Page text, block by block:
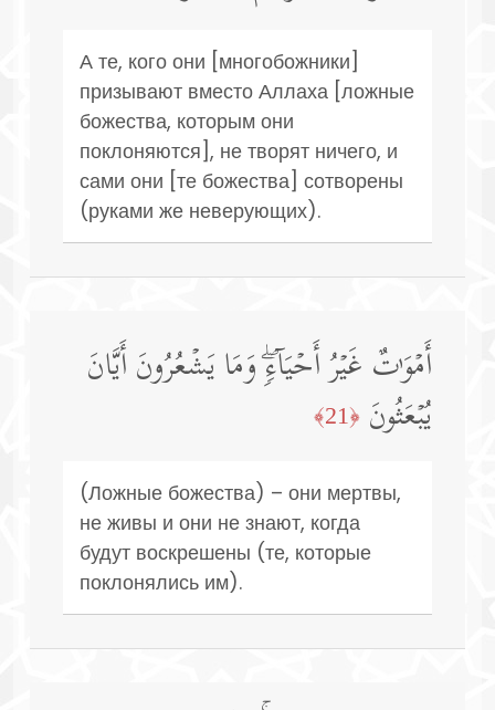
А те, кого они [многобожники]
призывают вместо Аллаха [ложные
божества, которым они
поклоняются], не творят ничего, и
сами они [те божества] сотворены
(руками же неверующих).
أَمۡوَ ٰ⁠تٌ غَیۡرُ أَحۡیَاۤءࣲۖ وَمَا یَشۡعُرُونَ أَیَّانَ
یُبۡعَثُونَ ﴿21﴾
(Ложные божества) – они мертвы,
не живы и они не знают, когда
будут воскрешены (те, которые
поклонялись им).